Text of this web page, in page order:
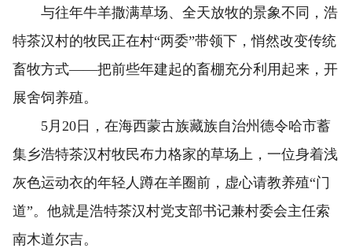
与往年牛羊撒满草场、全天放牧的景象不同，浩
特茶汉村的牧民正在村“两委”带领下，悄然改变传统
畜牧方式——把前些年建起的畜棚充分利用起来，开
展舍饲养殖。
5月20日，在海西蒙古族藏族自治州德令哈市蓄
集乡浩特茶汉村牧民布力格家的草场上，一位身着浅
灰色运动衣的年轻人蹲在羊圈前，虚心请教养殖“门
道”。他就是浩特茶汉村党支部书记兼村委会主任索
南木道尔吉。